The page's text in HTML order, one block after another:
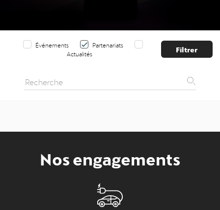
Événements
Partenariats
Actualités
Filtrer
Nos engagements